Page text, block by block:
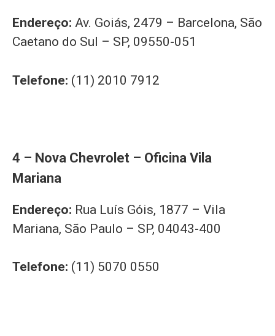
Endereço: Av. Goiás, 2479 – Barcelona, São
Caetano do Sul – SP, 09550-051
Telefone: (11) 2010 7912
4 – Nova Chevrolet – Oficina Vila
Mariana
Endereço: Rua Luís Góis, 1877 – Vila
Mariana, São Paulo – SP, 04043-400
Telefone: (11) 5070 0550